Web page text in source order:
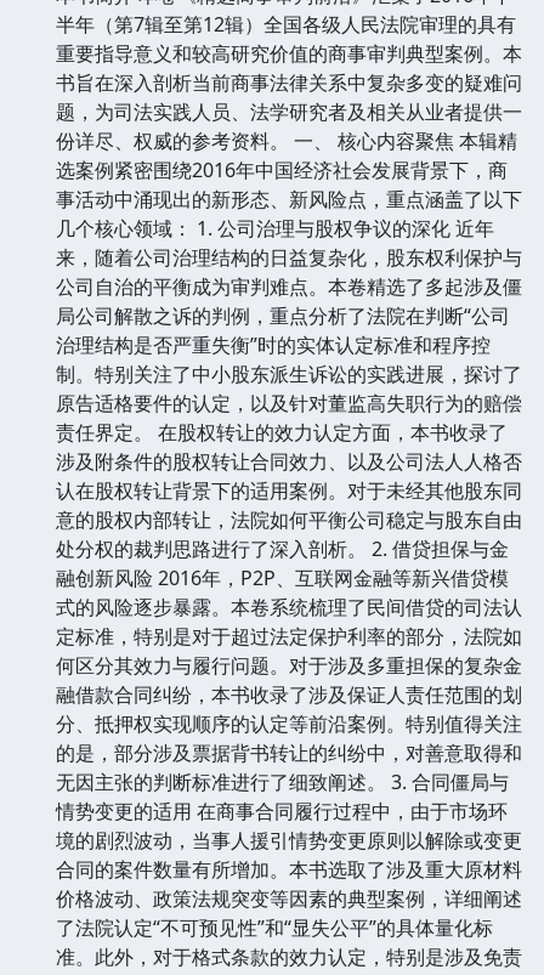
半年（第7辑至第12辑）全国各级人民法院审理的具有
重要指导意义和较高研究价值的商事审判典型案例。本
书旨在深入剖析当前商事法律关系中复杂多变的疑难问
题，为司法实践人员、法学研究者及相关从业者提供一
份详尽、权威的参考资料。 一、 核心内容聚焦 本辑精
选案例紧密围绕2016年中国经济社会发展背景下，商
事活动中涌现出的新形态、新风险点，重点涵盖了以下
几个核心领域： 1. 公司治理与股权争议的深化 近年
来，随着公司治理结构的日益复杂化，股东权利保护与
公司自治的平衡成为审判难点。本卷精选了多起涉及僵
局公司解散之诉的判例，重点分析了法院在判断“公司
治理结构是否严重失衡”时的实体认定标准和程序控
制。特别关注了中小股东派生诉讼的实践进展，探讨了
原告适格要件的认定，以及针对董监高失职行为的赔偿
责任界定。 在股权转让的效力认定方面，本书收录了
涉及附条件的股权转让合同效力、以及公司法人人格否
认在股权转让背景下的适用案例。对于未经其他股东同
意的股权内部转让，法院如何平衡公司稳定与股东自由
处分权的裁判思路进行了深入剖析。 2. 借贷担保与金
融创新风险 2016年，P2P、互联网金融等新兴借贷模
式的风险逐步暴露。本卷系统梳理了民间借贷的司法认
定标准，特别是对于超过法定保护利率的部分，法院如
何区分其效力与履行问题。对于涉及多重担保的复杂金
融借款合同纠纷，本书收录了涉及保证人责任范围的划
分、抵押权实现顺序的认定等前沿案例。特别值得关注
的是，部分涉及票据背书转让的纠纷中，对善意取得和
无因主张的判断标准进行了细致阐述。 3. 合同僵局与
情势变更的适用 在商事合同履行过程中，由于市场环
境的剧烈波动，当事人援引情势变更原则以解除或变更
合同的案件数量有所增加。本书选取了涉及重大原材料
价格波动、政策法规突变等因素的典型案例，详细阐述
了法院认定“不可预见性”和“显失公平”的具体量化标
准。此外，对于格式条款的效力认定，特别是涉及免责